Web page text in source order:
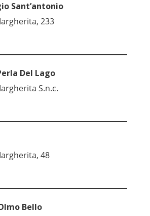
Sant’antonio
233
Del Lago
S.n.c.
48
Bello